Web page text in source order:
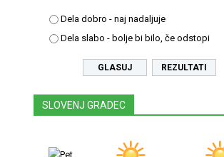
Dela dobro - naj nadaljuje
Dela slabo - bolje bi bilo, če odstopi
REZULTATI
SLOVENJ GRADEC